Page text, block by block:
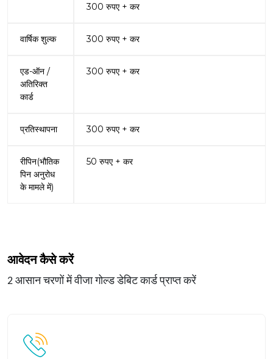
300 रुपए + कर
वार्षिक शुल्क 300 रुपए + कर
एड-ऑन /
अतिरिक्त
कार्ड
300 रुपए + कर
प्रतिस्थापना 300 रुपए + कर
रीपिन(भौतिक
पिन अनुरोध
के मामले में)
50 रुपए + कर
आवेदन कैसे करें
2 आसान चरणों में वीजा गोल्ड डेबिट कार्ड प्राप्त करें